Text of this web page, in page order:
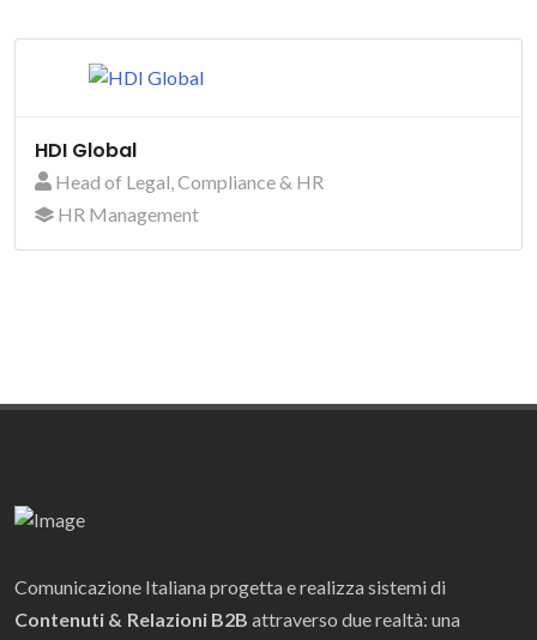
HDI Global
Head of Legal, Compliance & HR
HR Management
Comunicazione Italiana progetta e realizza sistemi di
Contenuti & Relazioni B2B attraverso due realtà: una